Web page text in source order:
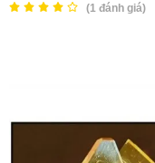
(1 đánh giá)